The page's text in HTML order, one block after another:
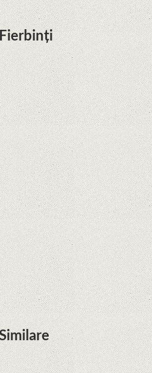
la Netflix în această lună de
Studio Mir
reglementează în favoarea
Java Fight
Google nu se mai pot instala pe
cu procesoare Kirin
o posibilă dată de lansare
credeam; Are cameră
optic variabil
la dezvoltarea unui procesor